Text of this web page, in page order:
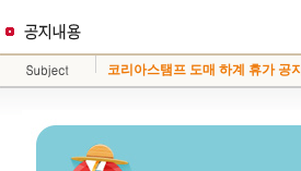
코리아스탬프 도매 하계 휴가 공지